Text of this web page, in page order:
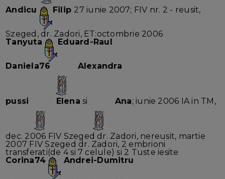
Andicu Filip 27 iunie 2007; FIV nr. 2 - reusit,
Szeged, dr. Zadori, ET:octombrie 2006
Tanyuta
Eduard-Raul
Daniela76 Alexandra
pussi Elena si Ana; iunie 2006 IA in TM,
dec. 2006 FIV Szeged dr. Zadori, nereusit, martie
2007 FIV Szeged dr. Zadori, 2 embrioni
transferati(de 4 si 7 celule) si 2 Tuste iesite
Corina74
Andrei-Dumitru